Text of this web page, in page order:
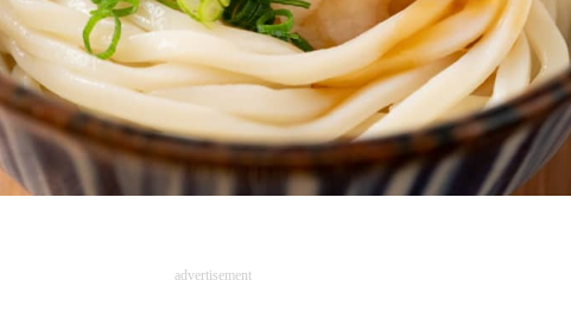
advertisement